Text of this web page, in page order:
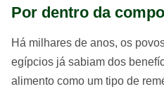
Por dentro da
Há milhares de anos, os
egípcios já sabiam dos
alimento como um tipo de